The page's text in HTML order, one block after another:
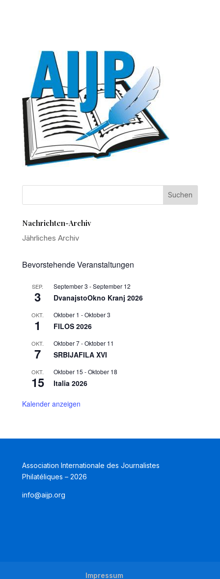
Nachrichten-Archiv
Jährliches Archiv
Bevorstehende Veranstaltungen
SEP.
3
September 3 -September 12
DvanajstoOkno Kranj 2026
OKT.
1
Oktober 1 -Oktober 3
FILOS 2026
OKT.
7
Oktober 7-Oktober 11
SRBIJAFILA XVI
OKT.
15
Oktober 15 -Oktober 18
Italia 2026
Kalender anzeigen
Association Internationale des Journalistes
Philatéliques – 2026
info@aijp.org
Impressum